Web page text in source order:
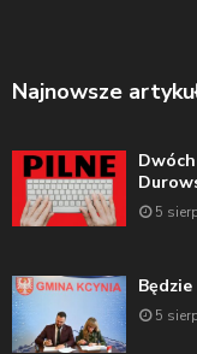
Najnowsze
5
5